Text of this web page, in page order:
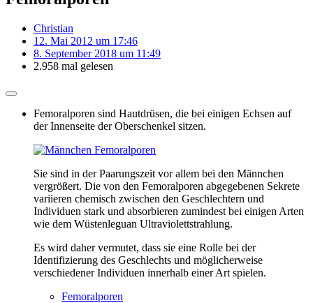
Christian
12. Mai 2012 um 17:46
8. September 2018 um 11:49
2.958 mal gelesen
Femoralporen sind Hautdrüsen, die bei einigen Echsen auf
der Innenseite der Oberschenkel sitzen.
Sie sind in der Paarungszeit vor allem bei den Männchen
vergrößert. Die von den Femoralporen abgegebenen Sekrete
variieren chemisch zwischen den Geschlechtern und
Individuen stark und absorbieren zumindest bei einigen Arten
wie dem Wüstenleguan Ultraviolettstrahlung.
Es wird daher vermutet, dass sie eine Rolle bei der
Identifizierung des Geschlechts und möglicherweise
verschiedener Individuen innerhalb einer Art spielen.
Femoralporen